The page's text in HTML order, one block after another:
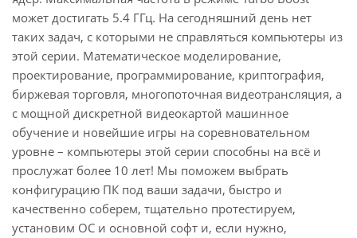
может достигать 5.4 ГГц. На сегодняшний день нет
таких задач, с которыми не справляться компьютеры из
этой серии. Математическое моделирование,
проектирование, программирование, криптография,
биржевая торговля, многопоточная видеотрансляция, а
с мощной дискретной видеокартой машинное
обучение и новейшие игры на соревновательном
уровне – компьютеры этой серии способны на всё и
прослужат более 10 лет! Мы поможем выбрать
конфигурацию ПК под ваши задачи, быстро и
качественно соберем, тщательно протестируем,
установим ОС и основной софт и, если нужно,